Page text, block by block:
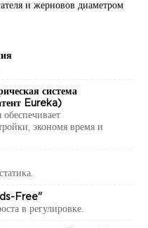
и жерновов диаметром
система
Eureka)
обеспечивает
экономя время и
Free"
в регулировке.